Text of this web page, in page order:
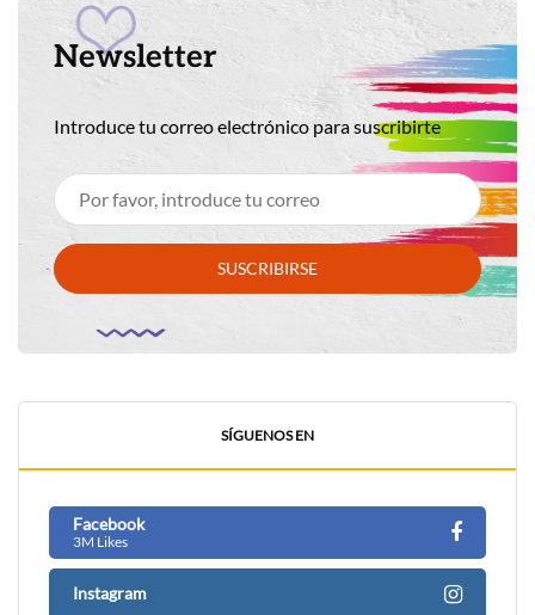
Newsletter
Introduce tu correo electrónico para suscribirte
SUSCRIBIRSE
SÍGUENOS EN
Facebook
3M Likes
Instagram